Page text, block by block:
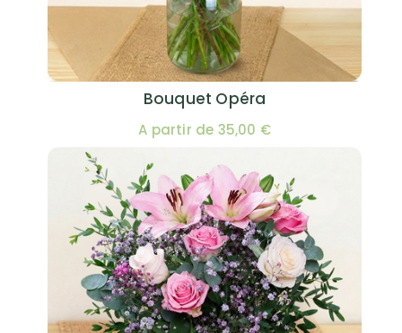
Bouquet Opéra
A partir de 35,00 €